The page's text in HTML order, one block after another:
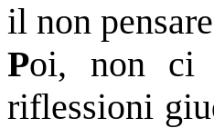
il non
Poi, non ci
riflessioni